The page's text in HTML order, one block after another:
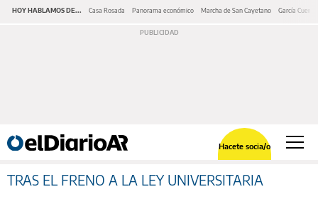
HOY HABLAMOS DE... Casa Rosada Panorama económico Marcha de San Cayetano García Cuerva
Hacete socia/o
TRAS EL FRENO A LA LEY UNIVERSITARIA